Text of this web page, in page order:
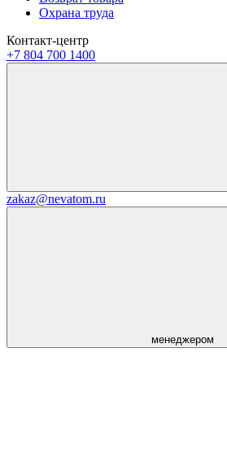
Охрана труда
Контакт-центр
+7 804 700 1400
zakaz@nevatom.ru
менеджером